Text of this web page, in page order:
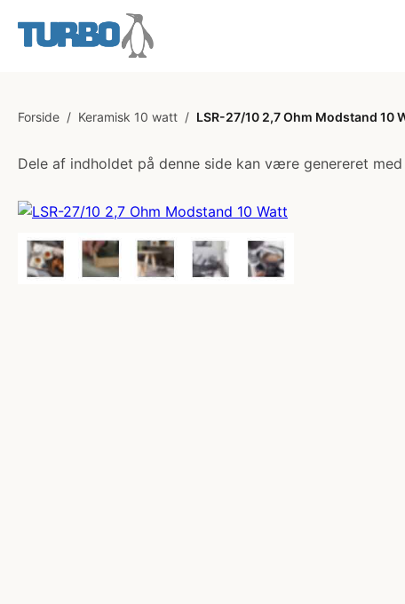
Forside / Keramisk 10 watt / LSR-27/10 2,7 Ohm Modstand 10
Dele af indholdet på denne side kan være genereret